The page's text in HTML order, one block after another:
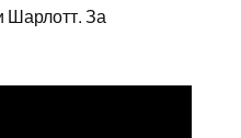
Шарлотт. За